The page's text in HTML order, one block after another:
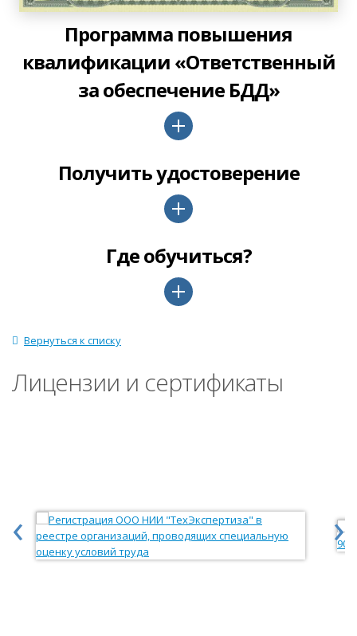
Программа повышения
квалификации «Ответственный
за обеспечение БДД»
Получить удостоверение
Где обучиться?
Вернуться к списку
Лицензии и сертификаты
‹ ›